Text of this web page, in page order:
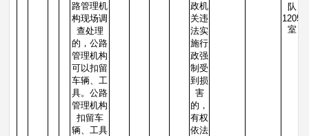
路管理机
构现场调
查处理
的，公路
管理机构
可以扣留
车辆、工
具。公路
管理机构
扣留车
辆、工具
政机
关违
法实
施行
政强
制受
到损
害
的，
有权
依法
队
1205
室